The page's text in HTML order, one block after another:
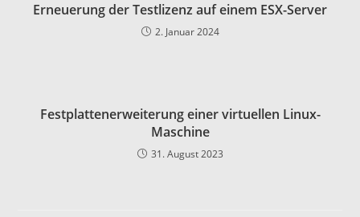
Erneuerung der Testlizenz auf einem ESX-Server
2. Januar 2024
Festplattenerweiterung einer virtuellen Linux-
Maschine
31. August 2023